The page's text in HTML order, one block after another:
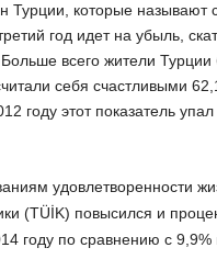
Турции, которые называют
год идет на убыль,
всего жители
себя счастливыми
году этот показатель
удовлетворенности
(TÜİK) повысился и
году по сравнению с 9,9%